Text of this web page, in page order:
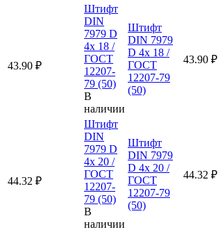
43.90 ₽
Штифт
DIN
7979 D
4x 18 /
ГОСТ
12207-
79 (50)
В
наличии
Штифт
DIN 7979
D 4x 18 /
ГОСТ
12207-79
(50)
43.90 ₽
44.32 ₽
Штифт
DIN
7979 D
4x 20 /
ГОСТ
12207-
79 (50)
В
наличии
Штифт
DIN 7979
D 4x 20 /
ГОСТ
12207-79
(50)
44.32 ₽